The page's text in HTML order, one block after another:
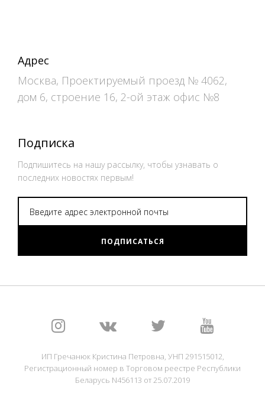
Адрес
Москва, Проектируемый проезд № 4062,
дом 6, строение 16, 2-ой этаж офис №8
Подписка
Подпишитесь на нашу рассылку, чтобы узнавать о
последних новостях первым!
ПОДПИСАТЬСЯ
ИП Гречанюк Кристина Петровна, УНП 291515012,
Регистрационный номер в Торговом реестре Республики
Беларусь N456113 от 25.07.2019